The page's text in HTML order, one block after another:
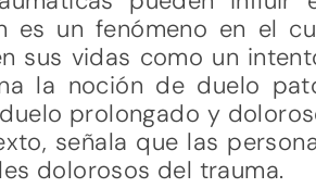
es un fenómeno en el
sus vidas como un
la noción de duelo
prolongado y
señala que las
dolorosos del trauma.